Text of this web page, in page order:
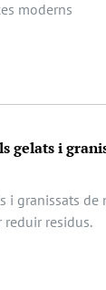
moderns
gelats i
i granissats de
residus.